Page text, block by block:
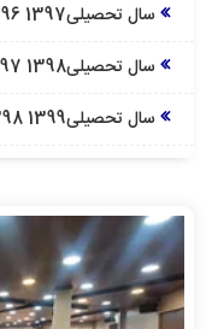
سال تحصیلی1397 1396
سال تحصیلی1398 1397
سال تحصیلی1399 1398